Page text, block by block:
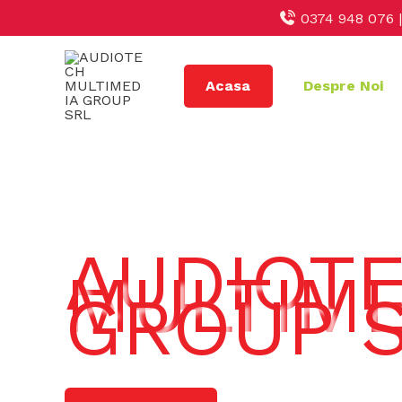
to
0374 948 076 |
Acasa Despre Noi
GROUP